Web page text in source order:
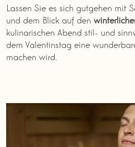
Lassen Sie es sich gutgehen mit
und dem Blick auf den
kulinarischen Abend stil- und
dem Valentinstag eine
machen wird.